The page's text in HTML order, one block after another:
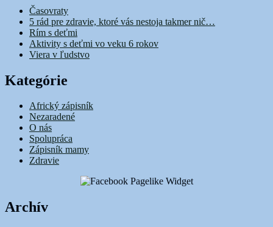
Časovraty
5 rád pre zdravie, ktoré vás nestoja takmer nič…
Rím s deťmi
Aktivity s deťmi vo veku 6 rokov
Viera v ľudstvo
Kategórie
Africký zápisník
Nezaradené
O nás
Spolupráca
Zápisník mamy
Zdravie
Archív